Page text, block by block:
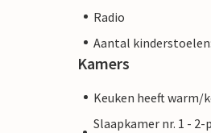
Radio
Aantal
Kamers
Keuken heeft warm/
Slaapkamer nr. 1 -